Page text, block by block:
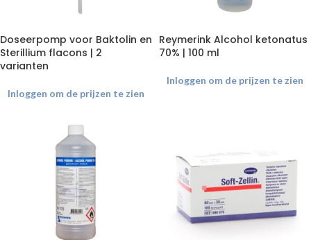
Doseerpomp voor Baktolin en
Sterillium flacons | 2
varianten
Inloggen om de prijzen te zien
Reymerink Alcohol ketonatus
70% | 100 ml
Inloggen om de prijzen te zien